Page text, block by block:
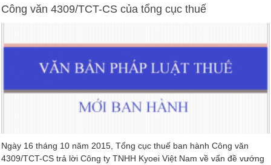
Công văn 4309/TCT-CS của tổng cục thuế
Ngày 16 tháng 10 năm 2015, Tổng cục thuế ban hành Công văn
4309/TCT-CS trả lời Công ty TNHH Kyoei Việt Nam về vấn đề vướng